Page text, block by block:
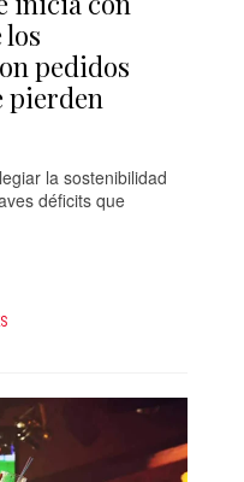
pedidos
pierden
la sostenibilidad
déficits que